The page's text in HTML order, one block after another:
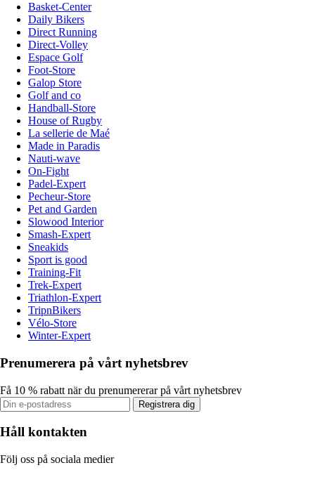
Basket-Center
Daily Bikers
Direct Running
Direct-Volley
Espace Golf
Foot-Store
Galop Store
Golf and co
Handball-Store
House of Rugby
La sellerie de Maé
Made in Paradis
Nauti-wave
On-Fight
Padel-Expert
Pecheur-Store
Pet and Garden
Slowood Interior
Smash-Expert
Sneakids
Sport is good
Training-Fit
Trek-Expert
Triathlon-Expert
TripnBikers
Vélo-Store
Winter-Expert
Prenumerera på vårt nyhetsbrev
Få 10 % rabatt när du prenumererar på vårt nyhetsbrev
Registrera dig
Håll kontakten
Följ oss på sociala medier